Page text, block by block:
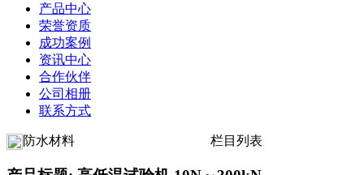
产品中心
荣誉资质
成功案例
资讯中心
合作伙伴
公司相册
联系方式
防水材料 栏目列表